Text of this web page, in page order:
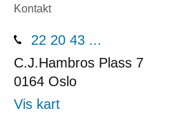
Kontakt
22 20 43 ...
C.J.Hambros Plass 7
0164 Oslo
Vis kart